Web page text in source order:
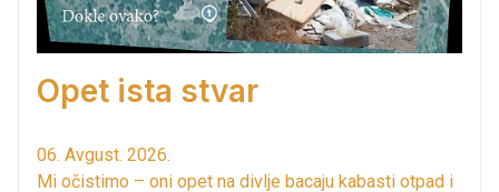
Opet ista stvar
06. Avgust. 2026.
Mi očistimo – oni opet na divlje bacaju kabasti otpad i